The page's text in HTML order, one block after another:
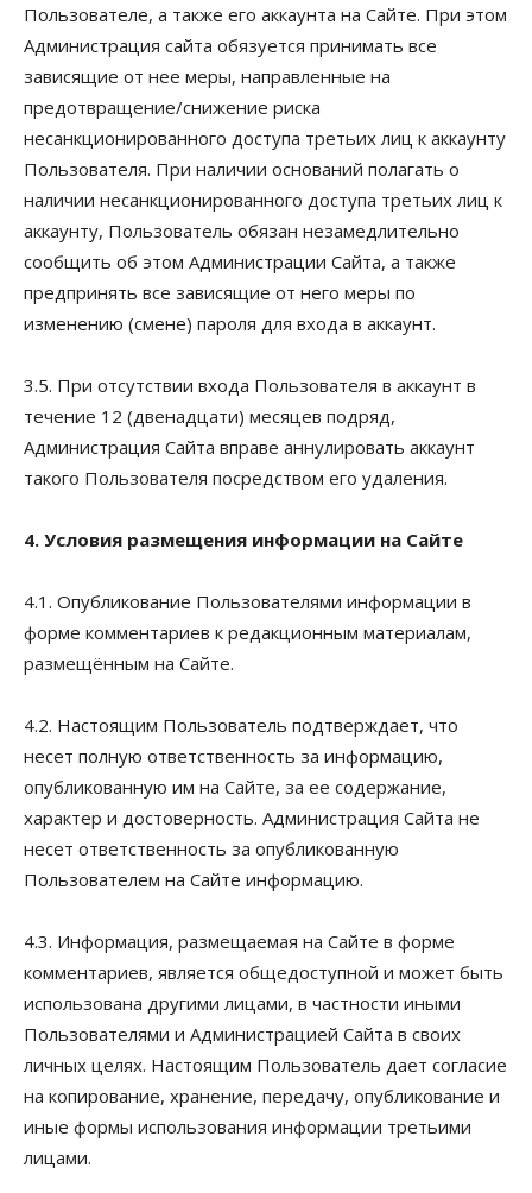
Пользователе, а также его аккаунта на Сайте. При этом
Администрация сайта обязуется принимать все
зависящие от нее меры, направленные на
предотвращение/снижение риска
несанкционированного доступа третьих лиц к аккаунту
Пользователя. При наличии оснований полагать о
наличии несанкционированного доступа третьих лиц к
аккаунту, Пользователь обязан незамедлительно
сообщить об этом Администрации Сайта, а также
предпринять все зависящие от него меры по
изменению (смене) пароля для входа в аккаунт.
3.5. При отсутствии входа Пользователя в аккаунт в
течение 12 (двенадцати) месяцев подряд,
Администрация Сайта вправе аннулировать аккаунт
такого Пользователя посредством его удаления.
4. Условия размещения информации на Сайте
4.1. Опубликование Пользователями информации в
форме комментариев к редакционным материалам,
размещённым на Сайте.
4.2. Настоящим Пользователь подтверждает, что
несет полную ответственность за информацию,
опубликованную им на Сайте, за ее содержание,
характер и достоверность. Администрация Сайта не
несет ответственность за опубликованную
Пользователем на Сайте информацию.
4.3. Информация, размещаемая на Сайте в форме
комментариев, является общедоступной и может быть
использована другими лицами, в частности иными
Пользователями и Администрацией Сайта в своих
личных целях. Настоящим Пользователь дает согласие
на копирование, хранение, передачу, опубликование и
иные формы использования информации третьими
лицами.